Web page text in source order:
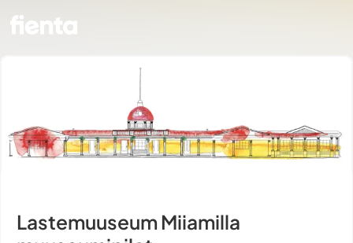
Lastemuuseum Miiamilla